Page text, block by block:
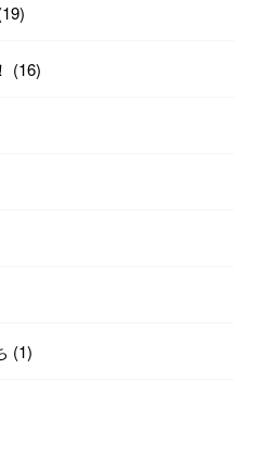
(16)
(1)